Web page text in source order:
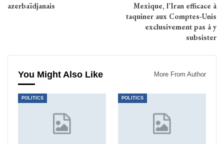
azerbaïdjanais
Mexique, l’Iran efficace à
taquiner aux Comptes-Unis
exclusivement pas à y
subsister
You Might Also Like More From Author
POLITICS POLITICS